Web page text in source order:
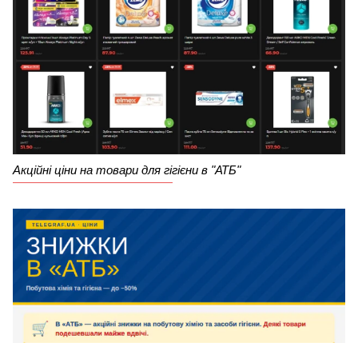
Акційні ціни на товари для гігієни в "АТБ"